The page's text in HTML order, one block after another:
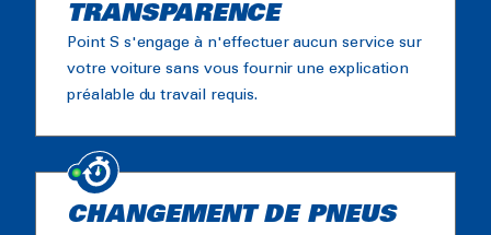
TRANSPARENCE
Point S s'engage à n'effectuer aucun service sur
votre voiture sans vous fournir une explication
préalable du travail requis.
CHANGEMENT DE PNEUS